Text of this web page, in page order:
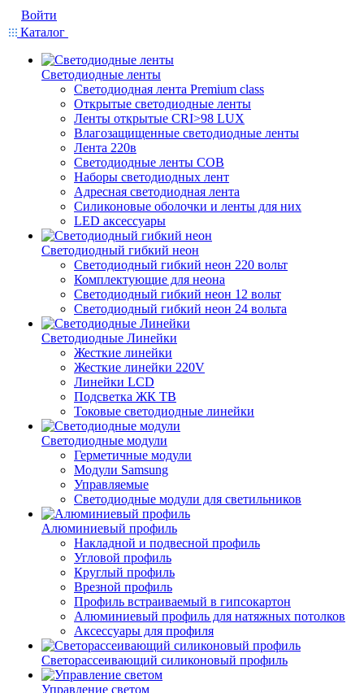
Войти
Каталог
Светодиодные ленты
Светодиодная лента Premium class
Открытые светодиодные ленты
Ленты открытые CRI>98 LUX
Влагозащищенные светодиодные ленты
Лента 220в
Светодиодные ленты COB
Наборы светодиодных лент
Адресная светодиодная лента
Силиконовые оболочки и ленты для них
LED аксессуары
Светодиодный гибкий неон
Светодиодный гибкий неон 220 вольт
Комплектующие для неона
Светодиодный гибкий неон 12 вольт
Светодиодный гибкий неон 24 вольта
Светодиодные Линейки
Жесткие линейки
Жесткие линейки 220V
Линейки LCD
Подсветка ЖК ТВ
Токовые светодиодные линейки
Светодиодные модули
Герметичные модули
Модули Samsung
Управляемые
Светодиодные модули для светильников
Алюминиевый профиль
Накладной и подвесной профиль
Угловой профиль
Круглый профиль
Врезной профиль
Профиль встраиваемый в гипсокартон
Алюминиевый профиль для натяжных потолков
Аксессуары для профиля
Светорассеивающий силиконовый профиль
Управление светом